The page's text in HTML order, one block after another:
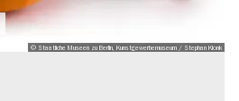
© Staatliche Museen zu Berlin, Kunstgewerbemuseum / Stephan Klonk